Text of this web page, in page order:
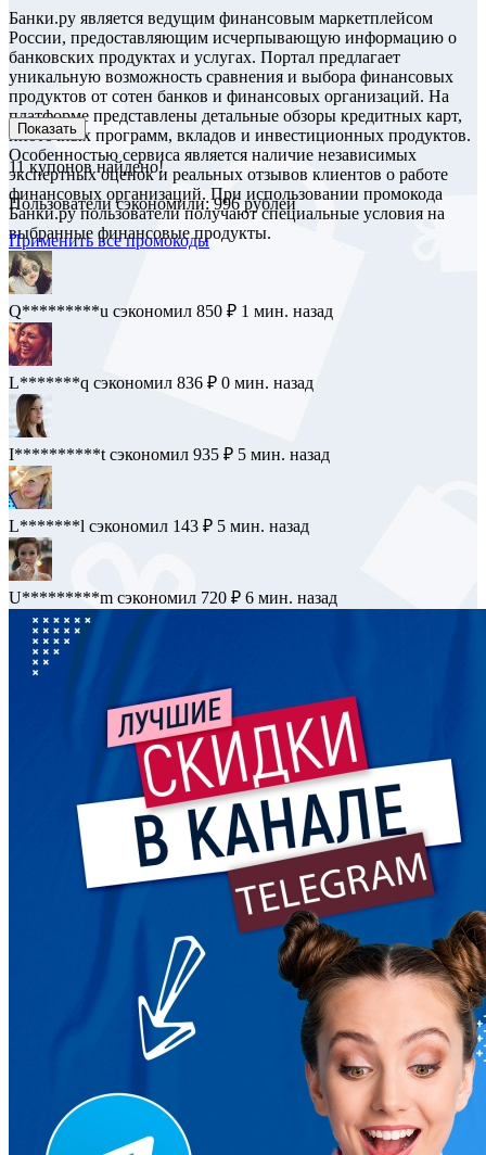
Банки.ру является ведущим финансовым маркетплейсом
России, предоставляющим исчерпывающую информацию о
банковских продуктах и услугах. Портал предлагает
уникальную возможность сравнения и выбора финансовых
продуктов от сотен банков и финансовых организаций. На
платформе представлены детальные обзоры кредитных карт,
ипотечных программ, вкладов и инвестиционных продуктов.
Особенностью сервиса является наличие независимых
экспертных оценок и реальных отзывов клиентов о работе
финансовых организаций. При использовании промокода
Банки.ру пользователи получают специальные условия на
выбранные финансовые продукты.
Показать
11купонов найдено!
Пользователи сэкономили: 996 рублей
Применить все промокоды
Q*********u сэкономил 850 ₽ 1 мин. назад
L*******q сэкономил 836 ₽ 0 мин. назад
I**********t сэкономил 935 ₽ 5 мин. назад
L*******l сэкономил 143 ₽ 5 мин. назад
U*********m сэкономил 720 ₽ 6 мин. назад